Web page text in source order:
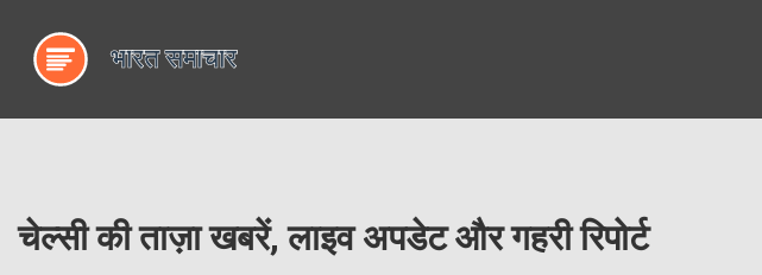
चेल्सी की ताज़ा खबरें, लाइव अपडेट और गहरी रिपोर्ट